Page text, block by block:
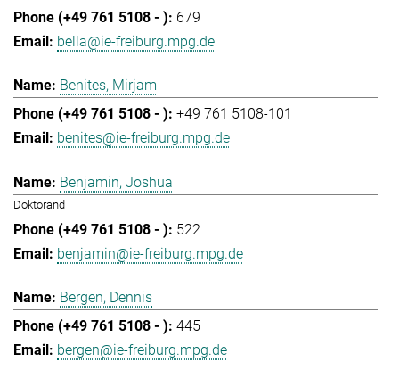
679
bella@ie-freiburg.mpg.de
Benites, Mirjam
+49 761 5108-101
benites@ie-freiburg.mpg.de
Benjamin, Joshua
Doktorand
522
benjamin@ie-freiburg.mpg.de
Bergen, Dennis
445
bergen@ie-freiburg.mpg.de